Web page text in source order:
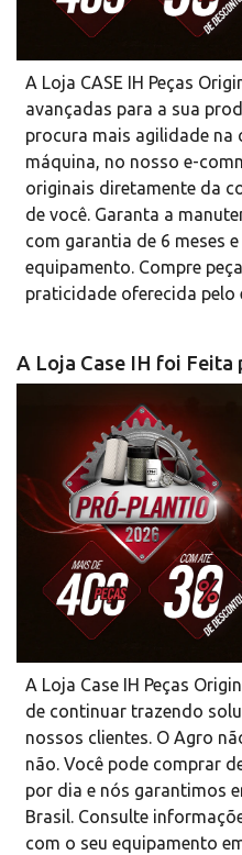
A Loja CASE IH Peças
avançadas para a sua
procura mais agilidade na
máquina, no nosso e-
originais diretamente da
de você. Garanta a
com garantia de 6 meses
equipamento. Compre
praticidade oferecida pelo
A Loja Case IH foi Feita
A Loja Case IH Peças
de continuar trazendo
nossos clientes. O Agro
não. Você pode comprar
por dia e nós garantimos
Brasil. Consulte
com o seu equipamento